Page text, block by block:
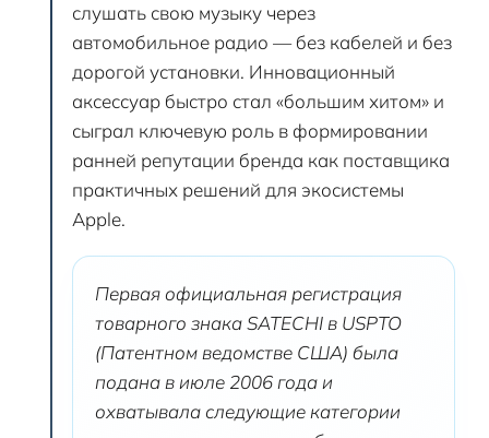
слушать свою музыку через
автомобильное радио — без кабелей и без
дорогой установки. Инновационный
аксессуар быстро стал «большим хитом» и
сыграл ключевую роль в формировании
ранней репутации бренда как поставщика
практичных решений для экосистемы
Apple.
Первая официальная регистрация
товарного знака SATECHI в USPTO
(Патентном ведомстве США) была
подана в июле 2006 года и
охватывала следующие категории